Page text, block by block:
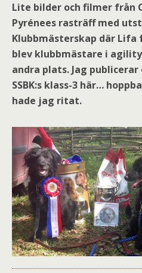
Lite bilder och filmer från
Pyrénees rasträff med
Klubbmästerskap där
blev klubbmästare i
andra plats. Jag
SSBK:s klass-3 här…
hade jag ritat.